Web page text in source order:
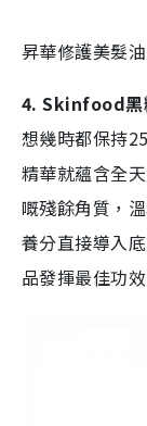
昇華修護美髮
4. Skinfood黑
想幾時都保持
精華就蘊含全
嘅殘餘角質，
養分直接導入
品發揮最佳功效